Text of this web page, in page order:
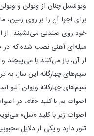
ویولنسل چنان از ویولن و
برای اجرا آن را بر روی زمین،
خود روی صندلی می‌‏نشیند. از
میله‌‏ای آهنی نصب شده که در
از آن، باز می‌‏کنند یا
سیم‌‏های چهارگانه این ساز،
سیم‌‏های چهارگانه ویولن آلتو
اصوات بم با کلید «فا»، در
اصوات زیر با کلید «سل»
تنور دارد و یکی از دلایل